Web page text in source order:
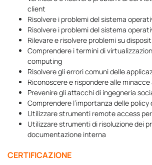
client
Risolvere i problemi del sistema
Risolvere i problemi del sistema
Rilevare e risolvere problemi su
Comprendere i termini di
computing
Risolvere gli errori comuni delle
Riconoscere e rispondere alle minacce
Prevenire gli attacchi di ingegneria
Comprendere l’importanza delle policy
Utilizzare strumenti remote access
Utilizzare strumenti di risoluzione dei
documentazione interna
CERTIFICAZIONE